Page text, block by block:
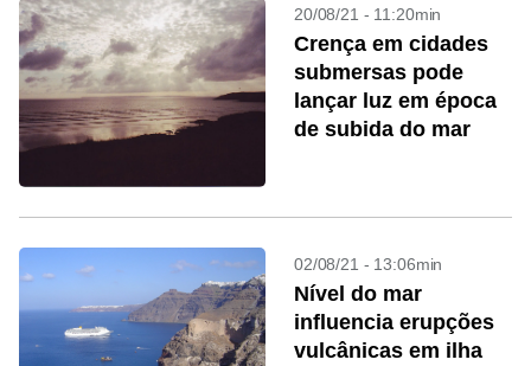
20/08/21 - 11:20min
Crença em cidades
submersas pode
lançar luz em época
de subida do mar
02/08/21 - 13:06min
Nível do mar
influencia erupções
vulcânicas em ilha